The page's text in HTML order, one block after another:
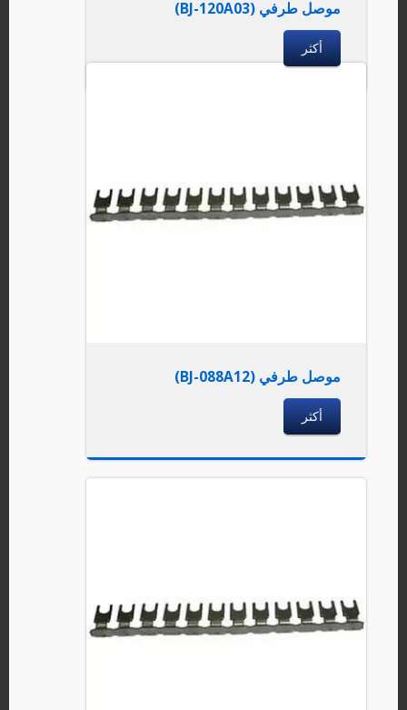
موصل طرفي (BJ-120A03)
أكثر
موصل طرفي (BJ-088A12)
أكثر